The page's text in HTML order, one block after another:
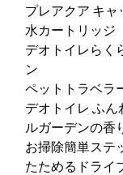
プレアクア キ
水カートリッジ
デオトイレらく
ン
ペットトラベラ
デオトイレ ふ
ルガーデンの香
お掃除簡単ステ
たためるドライ